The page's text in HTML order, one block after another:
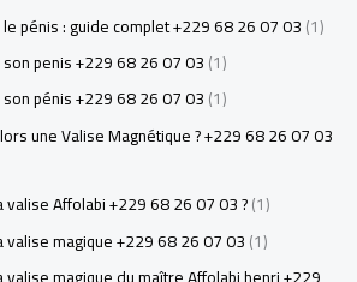
pénis : guide complet +229 68 26 07 03(1)
penis +229 68 26 07 03(1)
pénis +229 68 26 07 03(1)
une Valise Magnétique ? +229 68 26 07 03
valise Affolabi +229 68 26 07 03 ?(1)
valise magique +229 68 26 07 03(1)